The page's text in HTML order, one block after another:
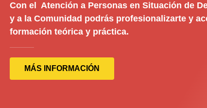
Con el Atención a Personas en Situación de
y a la Comunidad podrás profesionalizarte y
formación teórica y práctica.
MÁS INFORMACIÓN